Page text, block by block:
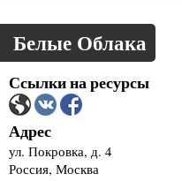
Белые Облака
Ссылки на ресурсы
Адрес
ул. Покровка, д. 4
Россия, Москва